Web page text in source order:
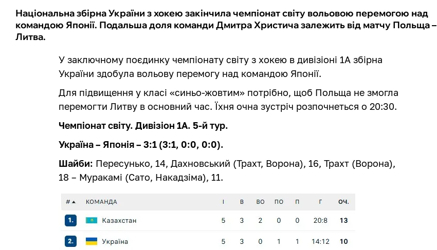
Національна збірна України з хокею закінчила чемпіонат світу вольовою перемогою над
командою Японії. Подальша доля команди Дмитра Христича залежить від матчу Польща –
Литва.
У заключному поєдинку чемпіонату світу з хокею в дивізіоні 1А збірна
України здобула вольову перемогу над командою Японії.
Для підвищення у класі «синьо-жовтим» потрібно, щоб Польща не змогла
перемогти Литву в основний час. Їхня очна зустріч розпочнеться о 20:30.
Чемпіонат світу. Дивізіон 1А. 5-й тур.
Україна – Японія – 3:1 (3:1, 0:0, 0:0).
Шайби: Пересунько, 14, Дахновський (Трахт, Ворона), 16, Трахт (Ворона),
18 – Муракамі (Сато, Накадзіма), 11.